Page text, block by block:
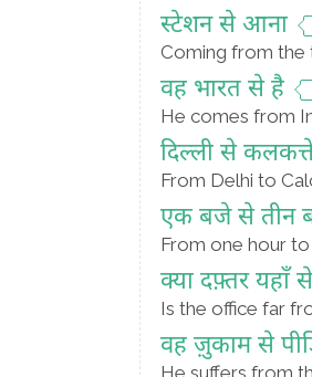
स्टेशन से आना
Coming from the
वह भारत से है
He comes from
दिल्ली से
From Delhi to
एक बजे से तीन
From one hour
क्या दफ़्तर यहाँ
Is the office far
वह ज़ुकाम से
He suffers from